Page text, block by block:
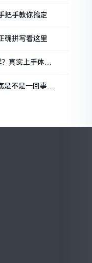
把手教你搞定
确拼写看这里
真实上手体验
不是一回事？